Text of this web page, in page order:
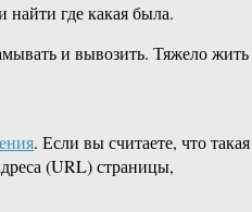
где какая была.
и вывозить. Тяжело жить
. Если вы считаете, что такая
(URL) страницы,